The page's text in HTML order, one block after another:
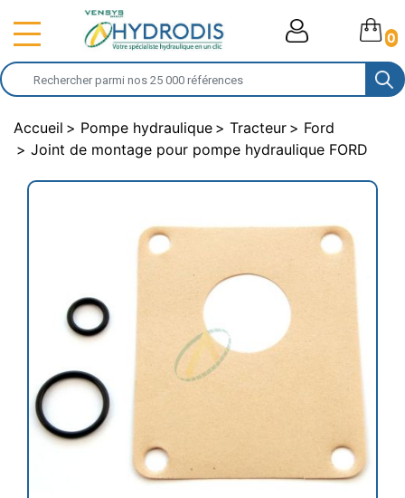
0
Accueil Pompe hydraulique Tracteur
Ford
Joint de montage pour pompe hydraulique FORD